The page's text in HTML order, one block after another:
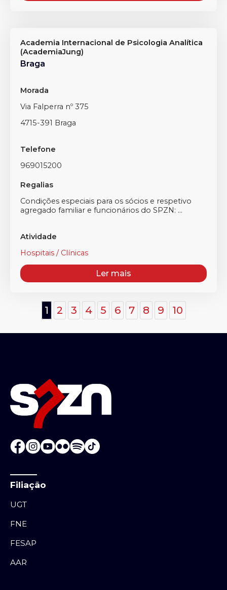
Academia Internacional de Psicologia Analítica
(AcademiaJung)
Braga
Morada
Via Falperra nº 375
4715-391 Braga
Telefone
969015200
Regalias
Condições especiais para os sócios e respetivo
agregado familiar e funcionários do SPZN: ...
Atividade
Hospitais / Clínicas
Ler mais
1 2 3 4 5 6 7 8 9 10
Filiação
UGT
FNE
FESAP
AAR